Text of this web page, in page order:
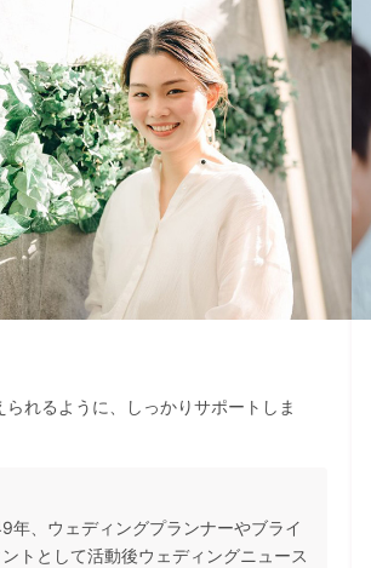
れるように、しっかりサポートしま
年、ウェディングプランナーやブライ
トとして活動後ウェディングニュース